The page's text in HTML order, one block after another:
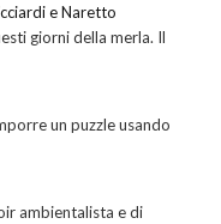
e Naretto
giorni della merla. Il
un puzzle usando
ambientalista e di